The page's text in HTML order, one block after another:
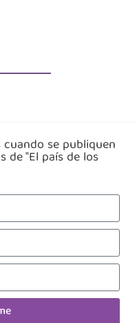
se publiquen
de "El país de los